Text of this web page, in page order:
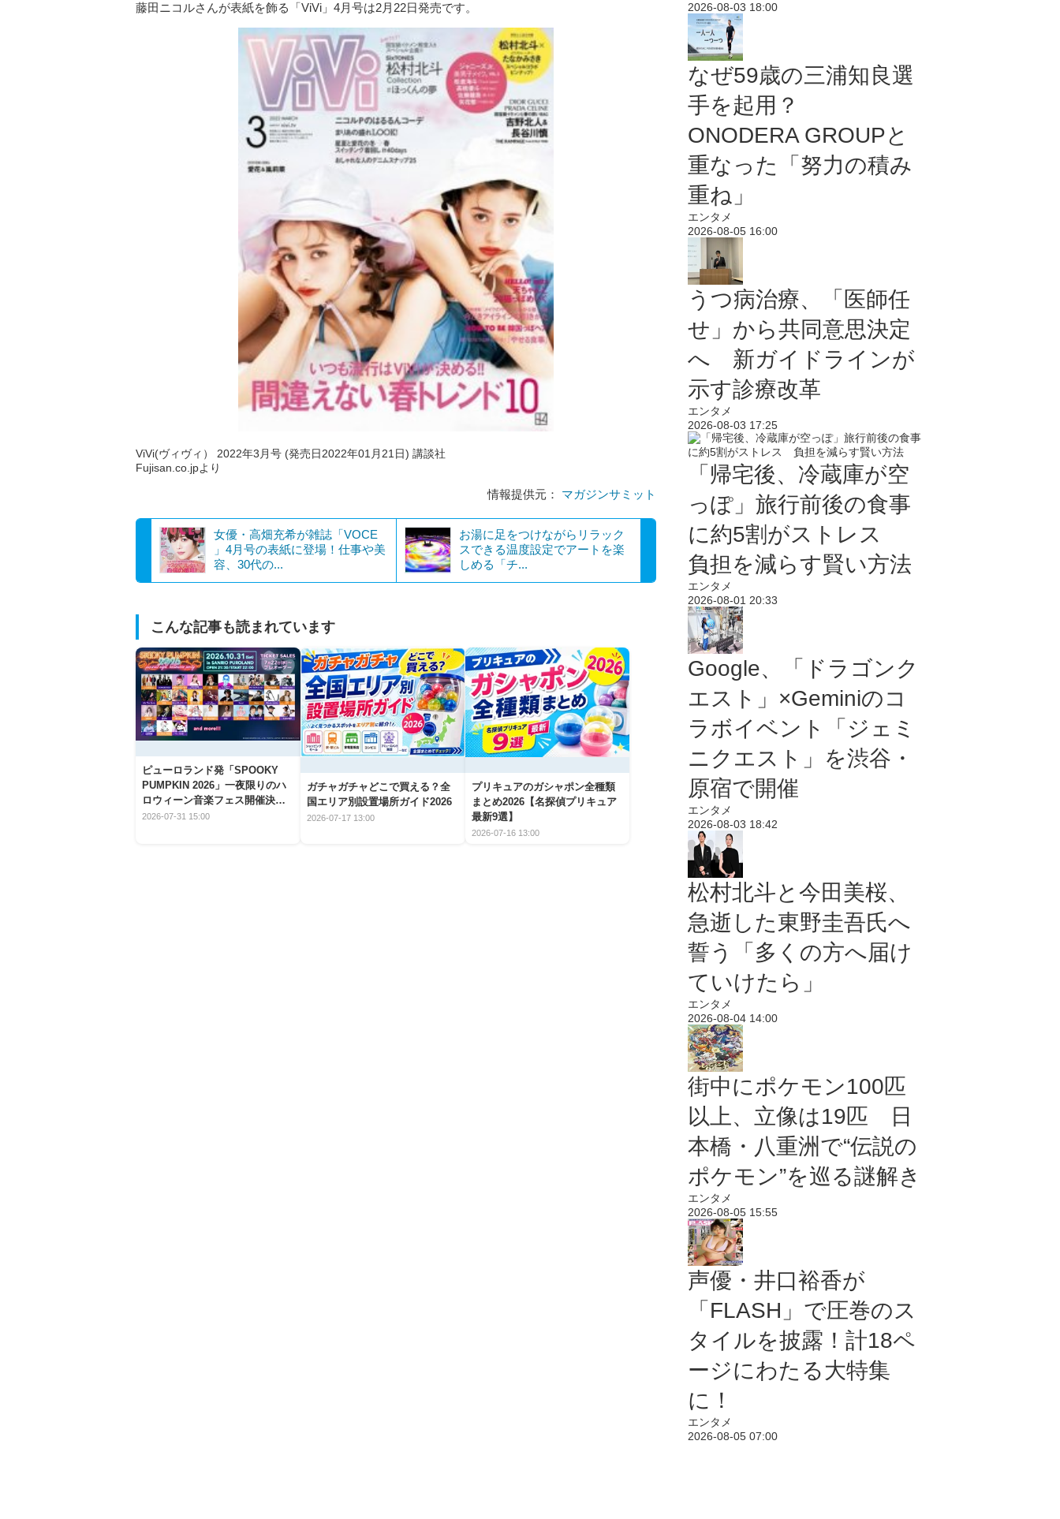
藤田ニコルさんが表紙を飾る「ViVi」4月号は2月22日発売です。
ViVi(ヴィヴィ） 2022年3月号 (発売日2022年01月21日) 講談社
Fujisan.co.jpより
情報提供元： マガジンサミット
女優・高畑充希が雑誌「VOCE
」4月号の表紙に登場！仕事や美
容、30代の...
お湯に足をつけながらリラック
スできる温度設定でアートを楽
しめる「チ...
こんな記事も読まれています
ピューロランド発「SPOOKY
PUMPKIN 2026」一夜限りのハ
ロウィーン音楽フェス開催決
定！
2026-07-31 15:00
ガチャガチャどこで買える？全
国エリア別設置場所ガイド2026
2026-07-17 13:00
プリキュアのガシャポン全種類
まとめ2026【名探偵プリキュア
最新9選】
2026-07-16 13:00
2026-08-03 18:00
なぜ59歳の三浦知良選
手を起用？
ONODERA GROUPと
重なった「努力の積み
重ね」
エンタメ
2026-08-05 16:00
うつ病治療、「医師任
せ」から共同意思決定
へ 新ガイドラインが
示す診療改革
エンタメ
2026-08-03 17:25
「帰宅後、冷蔵庫が空
っぽ」旅行前後の食事
に約5割がストレス
負担を減らす賢い方法
エンタメ
2026-08-01 20:33
Google、「ドラゴンク
エスト」×Geminiのコ
ラボイベント「ジェミ
ニクエスト」を渋谷・
原宿で開催
エンタメ
2026-08-03 18:42
松村北斗と今田美桜、
急逝した東野圭吾氏へ
誓う「多くの方へ届け
ていけたら」
エンタメ
2026-08-04 14:00
街中にポケモン100匹
以上、立像は19匹 日
本橋・八重洲で“伝説の
ポケモン”を巡る謎解き
エンタメ
2026-08-05 15:55
声優・井口裕香が
「FLASH」で圧巻のス
タイルを披露！計18ペ
ージにわたる大特集
に！
エンタメ
2026-08-05 07:00